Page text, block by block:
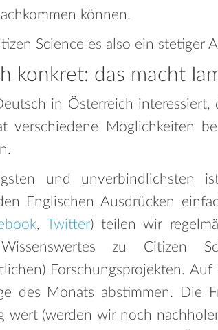
können.
Science es also ein stetiger
konkret: das macht
in Österreich
verschiedene Möglichkeiten
und unverbindlichsten
Englischen Ausdrücken
, Twitter) teilen wir
zu Citizen
Forschungsprojekten. Auf
des Monats abstimmen. Die
wert (werden wir noch